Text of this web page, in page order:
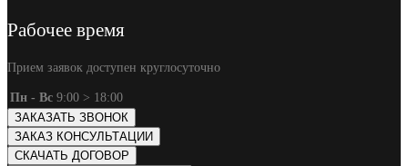
Рабочее время
Прием заявок доступен круглосуточно
Пн - Вс 9:00 > 18:00
ЗАКАЗАТЬ ЗВОНОК
ЗАКАЗ КОНСУЛЬТАЦИИ
СКАЧАТЬ ДОГОВОР